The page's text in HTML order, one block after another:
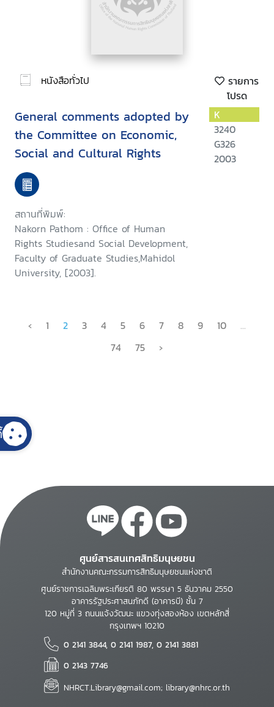
หนังสือทั่วไป
รายการ
โปรด
General comments adopted by
the Committee on Economic,
Social and Cultural Rights
สถานที่พิมพ์:
Nakorn Pathom : Office of Human
Rights Studiesand Social Development,
Faculty of Graduate Studies,Mahidol
University, [2003].
K
3240
G326
2003
‹ 1 2 3 4 5 6 7 8 9 10
...
74
75 ›
ศูนย์สารสนเทศสิทธิมนุษยชน
สำนักงานคณะกรรมการสิทธิมนุษยชนแห่งชาติ
ศูนย์ราชการเฉลิมพระเกียรติ 80 พรรษา 5 ธันวาคม 2550
อาคารรัฐประศาสนภักดี (อาคารบี) ชั้น 7
120 หมู่ที่ 3 ถนนแจ้งวัฒนะ แขวงทุ่งสองห้อง เขตหลักสี่
กรุงเทพฯ 10210
0 2141 3844, 0 2141 1987, 0 2141 3881
0 2143 7746
NHRCT.Library@gmail.com; library@nhrc.or.th